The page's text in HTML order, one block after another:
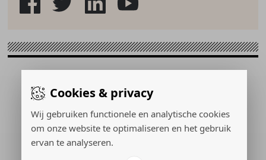
Cookies & privacy
Wij gebruiken functionele en analytische cookies
om onze website te optimaliseren en het gebruik
ervan te analyseren.
Gerealiseerd door: